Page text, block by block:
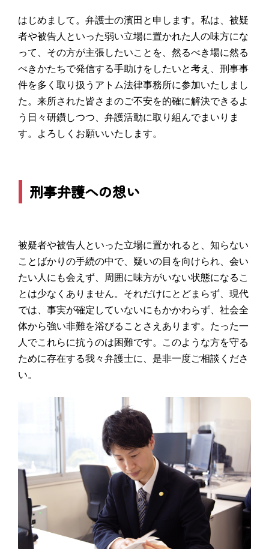
はじめまして。弁護士の濱田と申します。私は、被疑
者や被告人といった弱い立場に置かれた人の味方にな
って、その方が主張したいことを、然るべき場に然る
べきかたちで発信する手助けをしたいと考え、刑事事
件を多く取り扱うアトム法律事務所に参加いたしまし
た。来所された皆さまのご不安を的確に解決できるよ
う日々研鑽しつつ、弁護活動に取り組んでまいりま
す。よろしくお願いいたします。
刑事弁護への想い
被疑者や被告人といった立場に置かれると、知らない
ことばかりの手続の中で、疑いの目を向けられ、会い
たい人にも会えず、周囲に味方がいない状態になるこ
とは少なくありません。それだけにとどまらず、現代
では、事実が確定していないにもかかわらず、社会全
体から強い非難を浴びることさえあります。たった一
人でこれらに抗うのは困難です。このような方を守る
ために存在する我々弁護士に、是非一度ご相談くださ
い。